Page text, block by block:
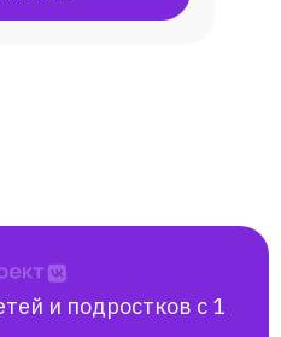
и подростков с 1